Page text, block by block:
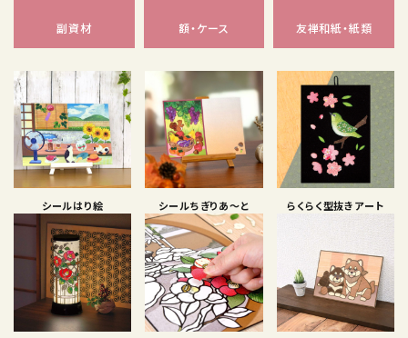
副資材 額・ケース 友禅和紙・紙類
シールはり絵 シールちぎりあ〜と らくらく型抜きアート